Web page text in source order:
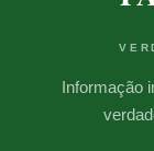
Informação